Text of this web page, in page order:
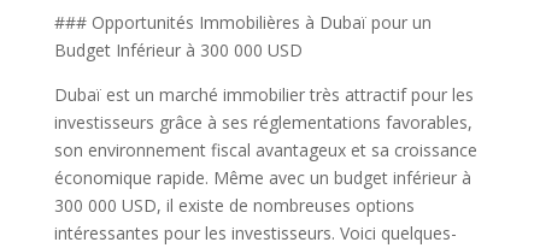
### Opportunités Immobilières à Dubaï pour un
Budget Inférieur à 300 000 USD
Dubaï est un marché immobilier très attractif pour les
investisseurs grâce à ses réglementations favorables,
son environnement fiscal avantageux et sa croissance
économique rapide. Même avec un budget inférieur à
300 000 USD, il existe de nombreuses options
intéressantes pour les investisseurs. Voici quelques-